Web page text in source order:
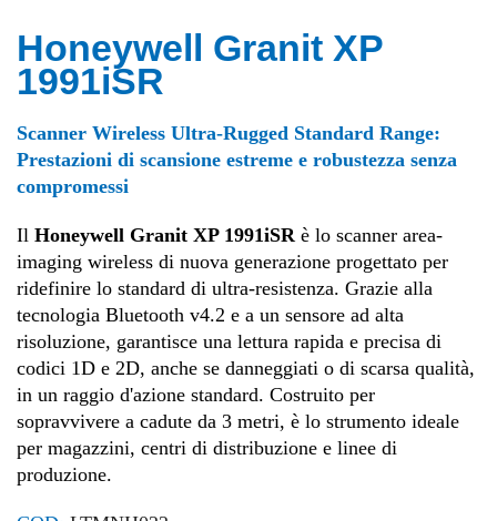
Honeywell Granit XP
1991iSR
Scanner Wireless Ultra-Rugged Standard Range:
Prestazioni di scansione estreme e robustezza senza
compromessi
Il Honeywell Granit XP 1991iSRè lo scanner area-
imaging wireless di nuova generazione progettato per
ridefinire lo standard di ultra-resistenza. Grazie alla
tecnologia Bluetooth v4.2 e a un sensore ad alta
risoluzione, garantisce una lettura rapida e precisa di
codici 1D e 2D, anche se danneggiati o di scarsa qualità,
in un raggio d'azione standard. Costruito per
sopravvivere a cadute da 3 metri, è lo strumento ideale
per magazzini, centri di distribuzione e linee di
produzione.